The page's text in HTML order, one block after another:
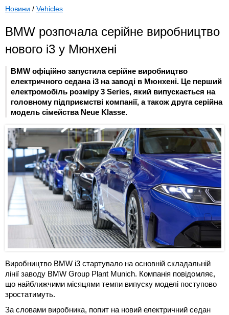
Новини / Vehicles
BMW розпочала серійне виробництво
нового i3 у Мюнхені
BMW офіційно запустила серійне виробництво
електричного седана i3 на заводі в Мюнхені. Це перший
електромобіль розміру 3 Series, який випускається на
головному підприємстві компанії, а також друга серійна
модель сімейства Neue Klasse.
Виробництво BMW i3 стартувало на основній складальній
лінії заводу BMW Group Plant Munich. Компанія повідомляє,
що найближчими місяцями темпи випуску моделі поступово
зростатимуть.
За словами виробника, попит на новий електричний седан